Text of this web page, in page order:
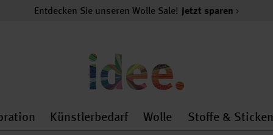
Entdecken Sie unseren Wolle Sale! Jetzt sparen
general.openMenu
Dekoration general.openMenu
Künstlerbedarf
Künstlerbedarf
Wolle
Wolle
Stoffe & Sticken